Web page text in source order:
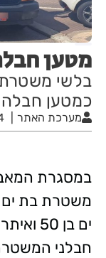
מטען
בלשי
כמטען
מערכת האתר
במסגרת
משטרת בת ים
ים בן
חבלני